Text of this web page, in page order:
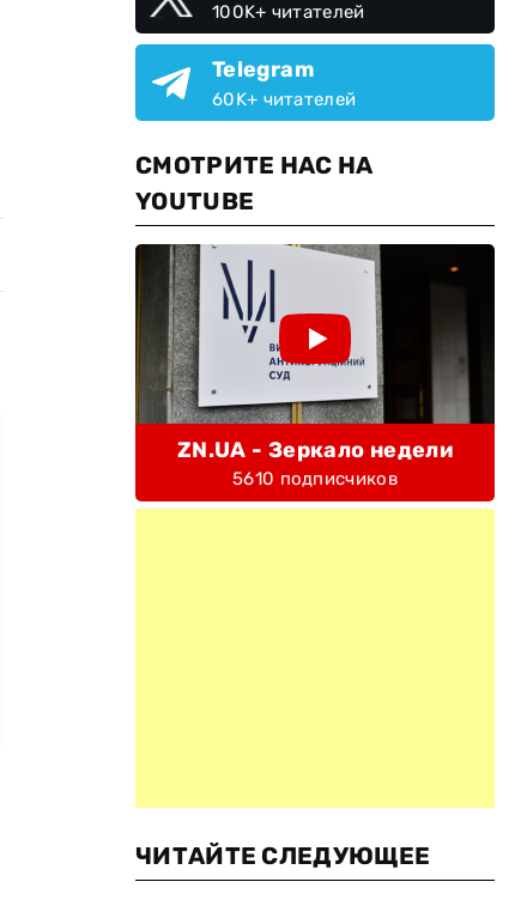
100K+ читателей
Telegram
60K+ читателей
СМОТРИТЕ НАС НА
YOUTUBE
ZN.UA - Зеркало недели
5610 подписчиков
ЧИТАЙТЕ СЛЕДУЮЩЕЕ